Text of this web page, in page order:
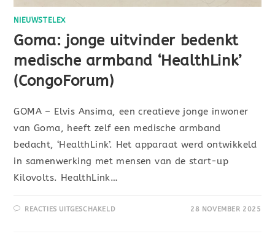
NIEUWSTELEX
Goma: jonge uitvinder bedenkt
medische armband ‘HealthLink’
(CongoForum)
GOMA – Elvis Ansima, een creatieve jonge inwoner
van Goma, heeft zelf een medische armband
bedacht, ‘HealthLink’. Het apparaat werd ontwikkeld
in samenwerking met mensen van de start-up
Kilovolts. HealthLink…
REACTIES UITGESCHAKELD 28 NOVEMBER 2025